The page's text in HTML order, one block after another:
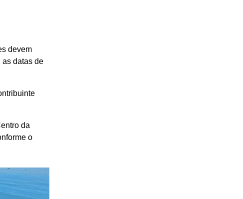
devem
as datas de
da
o